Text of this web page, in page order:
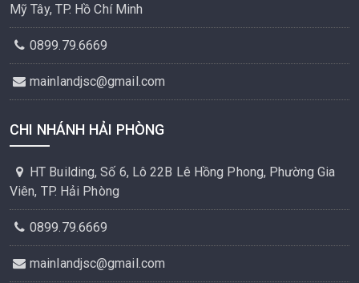
Mỹ Tây, TP. Hồ Chí Minh
0899.79.6669
mainlandjsc@gmail.com
CHI NHÁNH HẢI PHÒNG
HT Building, Số 6, Lô 22B Lê Hồng Phong, Phường Gia
Viên, TP. Hải Phòng
0899.79.6669
mainlandjsc@gmail.com